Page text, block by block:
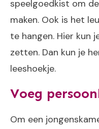
speelgoedkist om
maken. Ook is het
te hangen. Hier kun
zetten. Dan kun je
leeshoekje.
Voeg
Om een